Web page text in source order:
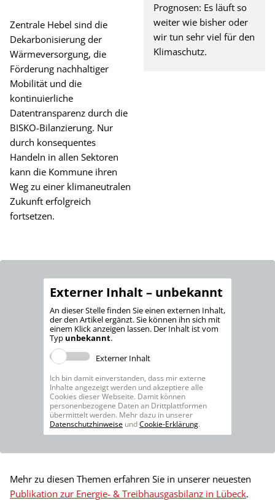
Zentrale Hebel sind die
Dekarbonisierung der
Wärmeversorgung, die
Förderung nachhaltiger
Mobilität und die
kontinuierliche
Datentransparenz durch die
BISKO-Bilanzierung. Nur
durch konsequentes
Handeln in allen Sektoren
kann die Kommune ihren
Weg zu einer klimaneutralen
Zukunft erfolgreich
fortsetzen.
Prognosen: Es läuft so
weiter wie bisher oder
wir tun sehr viel für den
Klimaschutz.
Externer Inhalt – unbekannt
An dieser Stelle finden Sie einen externen Inhalt,
der den Artikel ergänzt. Sie können ihn sich mit
einem Klick anzeigen lassen. Der Inhalt ist vom
Typ unbekannt.
Externer Inhalt
Ich bin damit einverstanden, dass mir externe
Inhalte angezeigt werden und akzeptiere alle
Cookies dieser Webseite. Damit können
personenbezogene Daten an Drittplattformen
übermittelt werden. Mehr dazu in unserer
Datenschutzhinweise undCookie-Erklärung.
Mehr zu diesen Themen erfahren Sie in unserer neuesten
Publikation zur Energie- & Treibhausgasbilanz in Lübeck.